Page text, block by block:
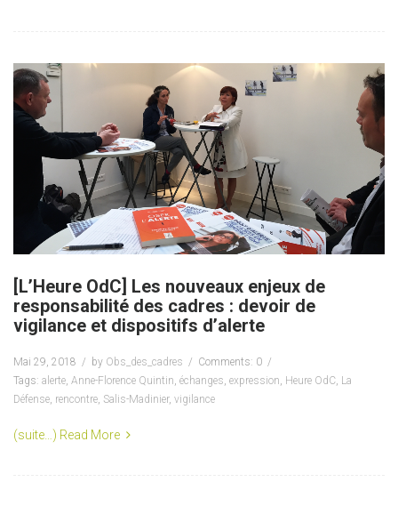
[L’Heure OdC] Les nouveaux enjeux de
responsabilité des cadres : devoir de
vigilance et dispositifs d’alerte
Mai 29, 2018 by Obs_des_cadres
Comments: 0
Tags: alerte Anne-Florence Quintin échanges expression Heure OdC La
Défense rencontre Salis-Madinier, vigilance
(suite…) Read More